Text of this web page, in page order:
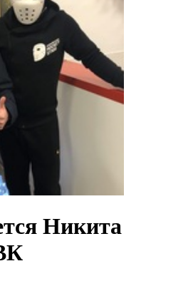
Никита